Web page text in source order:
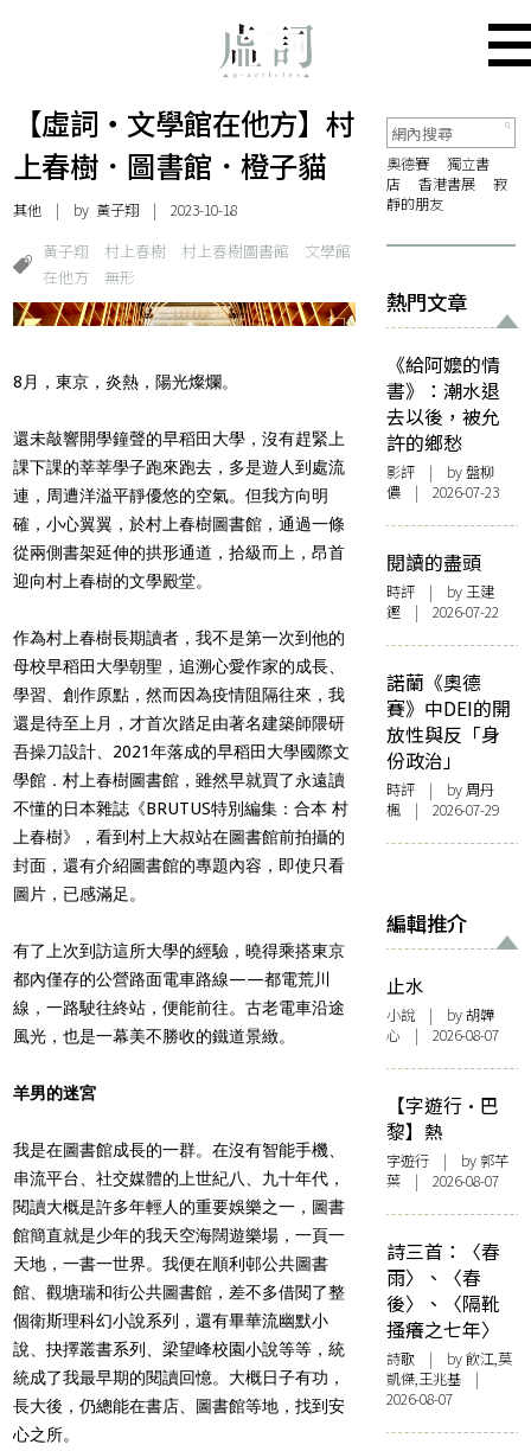
【虛詞・文學館在他方】村
上春樹．圖書館．橙子貓
其他 | by 黃子翔 | 2023-10-18
黃子翔 村上春樹 村上春樹圖書館
文學館
在他方
無形
8月，東京，炎熱，陽光燦爛。
還未敲響開學鐘聲的早稻田大學，沒有趕緊上
課下課的莘莘學子跑來跑去，多是遊人到處流
連，周遭洋溢平靜優悠的空氣。但我方向明
確，小心翼翼，於村上春樹圖書館，通過一條
從兩側書架延伸的拱形通道，拾級而上，昂首
迎向村上春樹的文學殿堂。
作為村上春樹長期讀者，我不是第一次到他的
母校早稻田大學朝聖，追溯心愛作家的成長、
學習、創作原點，然而因為疫情阻隔往來，我
還是待至上月，才首次踏足由著名建築師隈研
吾操刀設計、2021年落成的早稻田大學國際文
學館．村上春樹圖書館，雖然早就買了永遠讀
不懂的日本雜誌《BRUTUS特別編集：合本 村
上春樹》，看到村上大叔站在圖書館前拍攝的
封面，還有介紹圖書館的專題內容，即使只看
圖片，已感滿足。
有了上次到訪這所大學的經驗，曉得乘搭東京
都內僅存的公營路面電車路線——都電荒川
線，一路駛往終站，便能前往。古老電車沿途
風光，也是一幕美不勝收的鐵道景緻。
羊男的迷宮
我是在圖書館成長的一群。在沒有智能手機、
串流平台、社交媒體的上世紀八、九十年代，
閱讀大概是許多年輕人的重要娛樂之一，圖書
館簡直就是少年的我天空海闊遊樂場，一頁一
天地，一書一世界。我便在順利邨公共圖書
館、觀塘瑞和街公共圖書館，差不多借閱了整
個衛斯理科幻小說系列，還有畢華流幽默小
說、抉擇叢書系列、梁望峰校園小說等等，統
統成了我最早期的閱讀回憶。大概日子有功，
長大後，仍總能在書店、圖書館等地，找到安
心之所。
奧德賽
獨立書
店
香港書展
寂
靜的朋友
熱門文章
《給阿嬤的情
書》：潮水退
去以後，被允
許的鄉愁
影評 | by 盤柳
儂 | 2026-07-23
閱讀的盡頭
時評 | by 王建
鏗 | 2026-07-22
諾蘭《奧德
賽》中DEI的開
放性與反「身
份政治」
時評 | by周丹
楓 | 2026-07-29
編輯推介
止水
小說 | by 胡韡
心 | 2026-08-07
【字遊行·巴
黎】熱
字遊行 | by 郭芊
葉 | 2026-08-07
詩三首：〈春
雨〉、〈春
後〉、〈隔靴
搔癢之七年〉
詩歌 | by 飲江,莫
凱傑,王兆基 |
2026-08-07